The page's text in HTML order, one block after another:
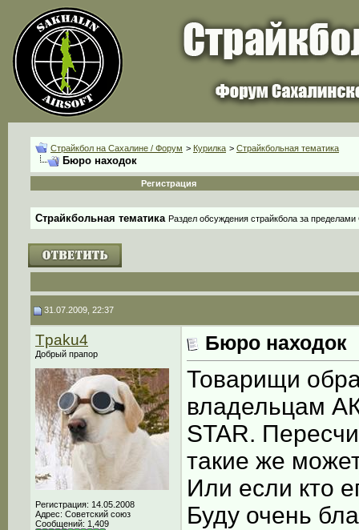
Страйкбол на Сахалине / Форум > Курилка > Страйкбольная тематика
Бюро находок
Регистрация
Страйкбольная тематика Раздел обсуждения страйкбола за
31.07.2009, 22:37
Tpaku4
Добрый прапор
Регистрация: 14.05.2008
Адрес: Советский союз
Сообщений: 1,409
Бюро находок
Товарищи
владельцам
STAR.
такие же
Или если кто
Буду очень